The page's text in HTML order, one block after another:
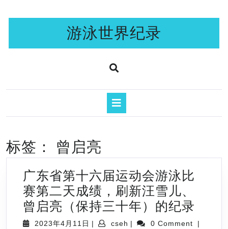
游泳世界纪录
标签： 曾启亮
广东省第十六届运动会游泳比
赛第二天成绩，刷新汪雪儿、
曾启亮（保持三十年）的纪录
东
2023年4月11日 2023
| cseh cseh
| 0 Comment
|